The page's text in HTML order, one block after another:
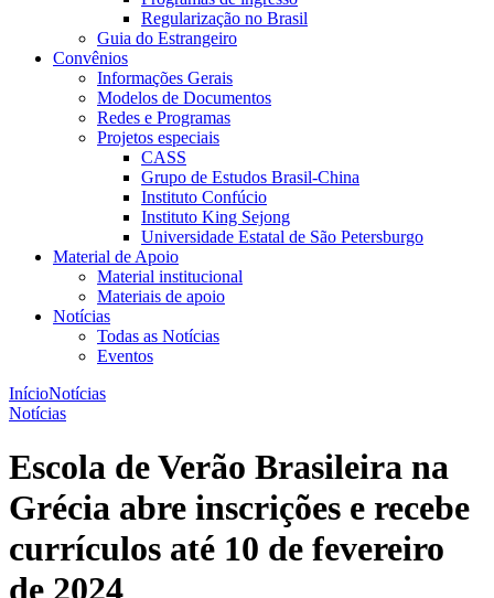
Regularização no Brasil
Guia do Estrangeiro
Convênios
Informações Gerais
Modelos de Documentos
Redes e Programas
Projetos especiais
CASS
Grupo de Estudos Brasil-China
Instituto Confúcio
Instituto King Sejong
Universidade Estatal de São Petersburgo
Material de Apoio
Material institucional
Materiais de apoio
Notícias
Todas as Notícias
Eventos
InícioNotícias
Notícias
Escola de Verão Brasileira na
Grécia abre inscrições e recebe
currículos até 10 de fevereiro
de 2024